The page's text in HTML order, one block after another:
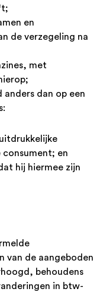
en
de verzegeling na
met
anders dan op een
en
hij hiermee zijn
van de aangeboden
behoudens
in btw-